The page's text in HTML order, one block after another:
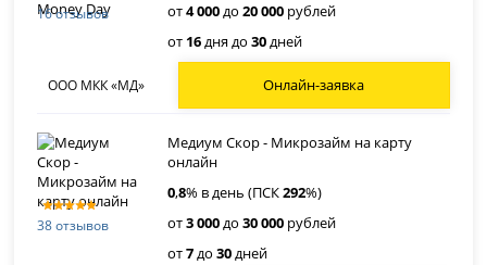
16 отзывов от4 000до20 000 рублей
от 16дня до30дней
ООО МКК «МД» Онлайн-заявка
38 отзывов
Медиум Скор - Микрозайм на карту
онлайн
0,8% в день (ПСК292%)
от3 000до30 000 рублей
от7до30дней